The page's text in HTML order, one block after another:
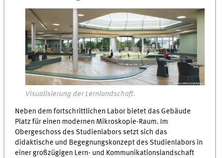
Visualisierung der Lernlandschaft.
Neben dem fortschrittlichen Labor bietet das Gebäude
Platz für einen modernen Mikroskopie-Raum. Im
Obergeschoss des Studienlabors setzt sich das
didaktische und Begegnungskonzept des Studienlabors in
einer großzügigen Lern- und Kommunikationslandschaft